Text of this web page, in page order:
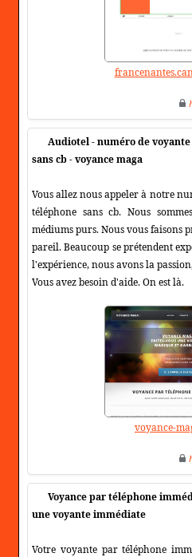
Audiotel - numéro de
sans cb - voyance maga
Vous allez nous appeler à notre
téléphone sans cb. Nous
médiums purs. Nous vous faisons
pareil. Beaucoup se prétendent
l'expérience, nous avons la
Vous avez besoin d'aide. On est là.
voyance-
Voyance par téléphone
une voyante immédiate
Votre voyante par téléphone